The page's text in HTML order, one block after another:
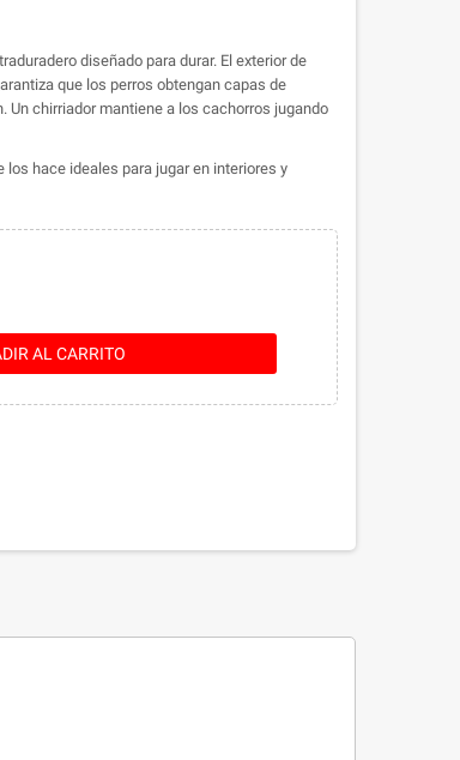
diseñado para durar. El exterior de
que los perros obtengan capas de
chirriador mantiene a los cachorros jugando
hace ideales para jugar en interiores y
AL CARRITO